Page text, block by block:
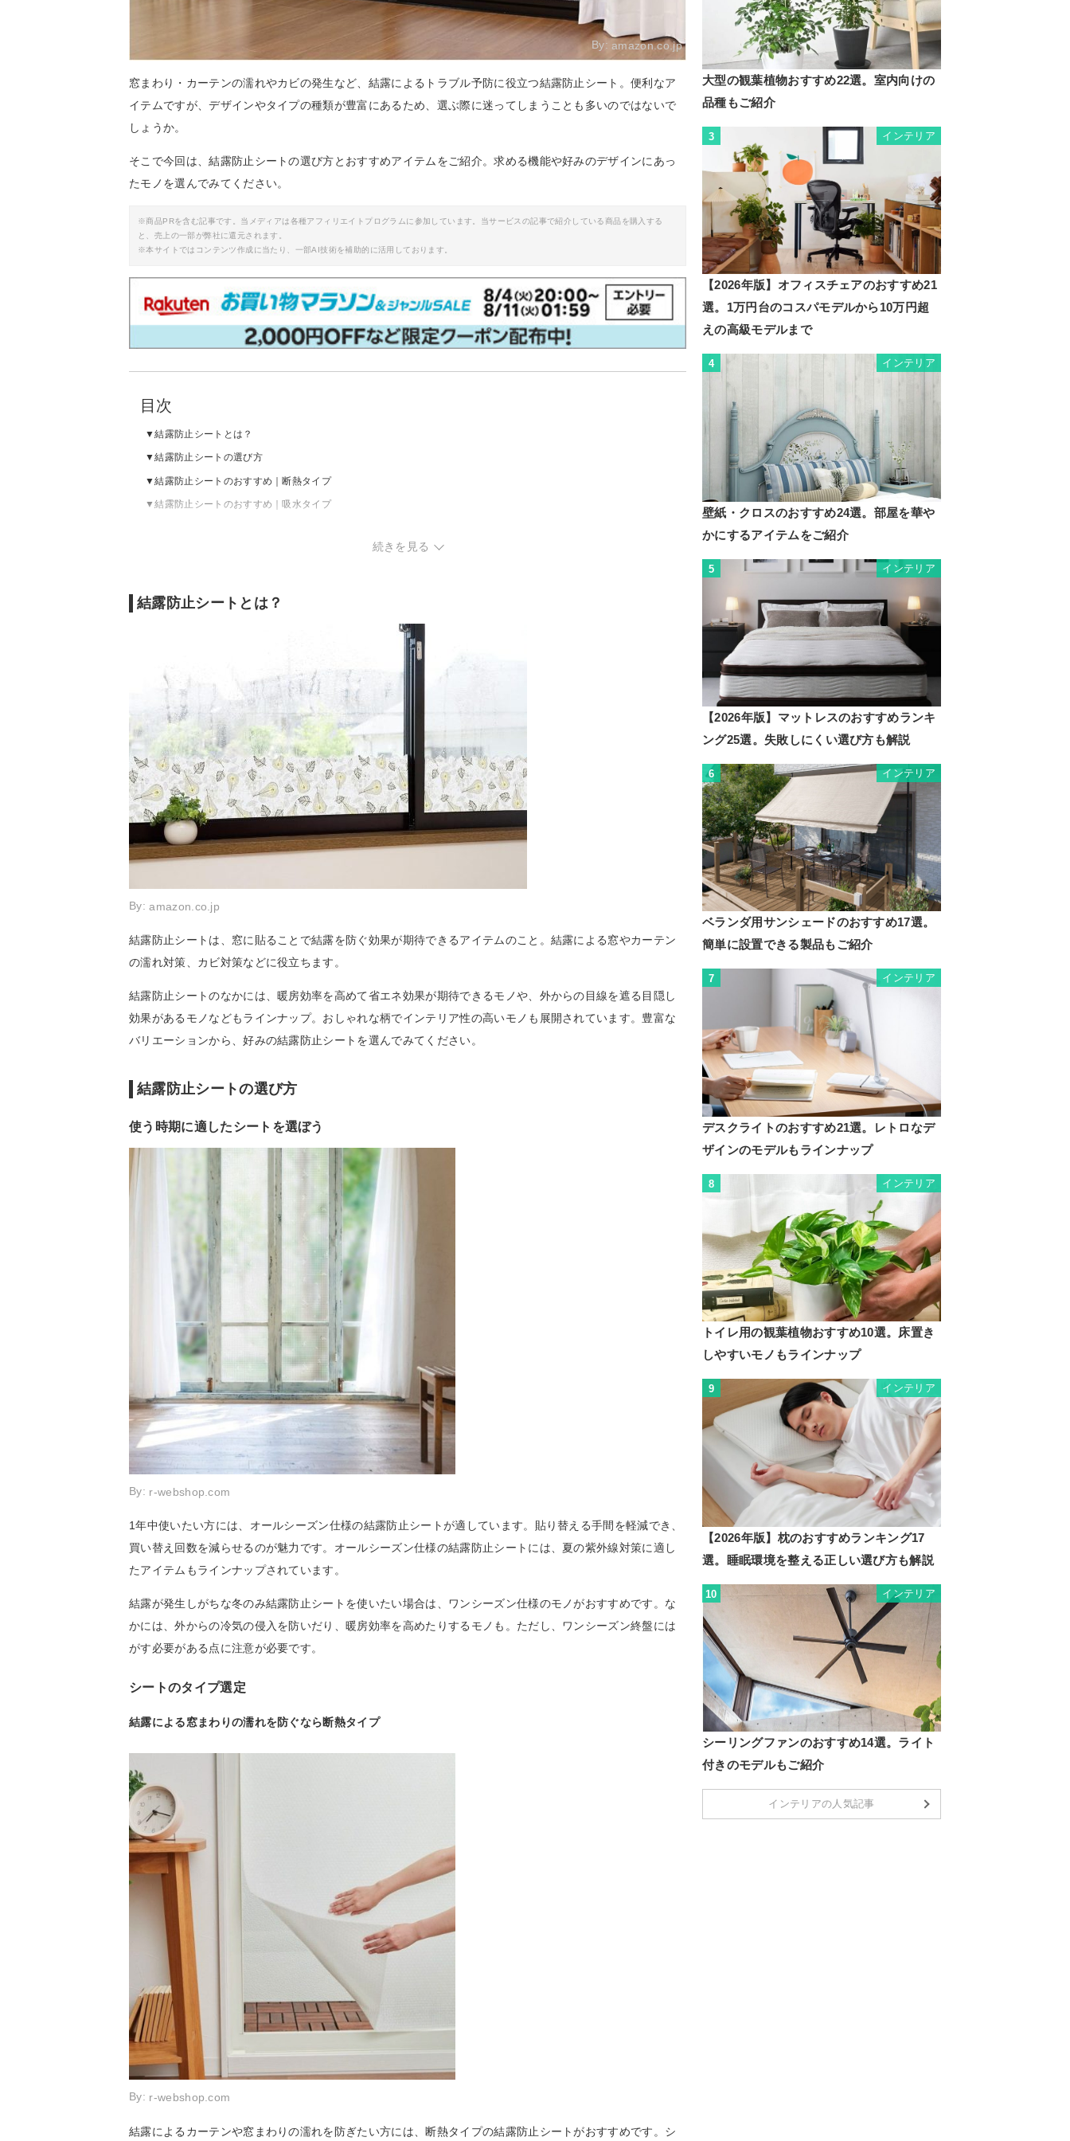
By: amazon.co.jp
窓まわり・カーテンの濡れやカビの発生など、結露によるトラブル予防に役立つ結露防止シート。便利なア
イテムですが、デザインやタイプの種類が豊富にあるため、選ぶ際に迷ってしまうことも多いのではないで
しょうか。
そこで今回は、結露防止シートの選び方とおすすめアイテムをご紹介。求める機能や好みのデザインにあっ
たモノを選んでみてください。
※商品PRを含む記事です。当メディアは各種アフィリエイトプログラムに参加しています。当サービスの記事で紹介している商品を購入する
と、売上の一部が弊社に還元されます。
※本サイトではコンテンツ作成に当たり、一部AI技術を補助的に活用しております。
目次
結露防止シートとは？
結露防止シートの選び方
結露防止シートのおすすめ｜断熱タイプ
結露防止シートのおすすめ｜吸水タイプ
続きを見る
結露防止シートとは？
By:amazon.co.jp
結露防止シートは、窓に貼ることで結露を防ぐ効果が期待できるアイテムのこと。結露による窓やカーテン
の濡れ対策、カビ対策などに役立ちます。
結露防止シートのなかには、暖房効率を高めて省エネ効果が期待できるモノや、外からの目線を遮る目隠し
効果があるモノなどもラインナップ。おしゃれな柄でインテリア性の高いモノも展開されています。豊富な
バリエーションから、好みの結露防止シートを選んでみてください。
結露防止シートの選び方
使う時期に適したシートを選ぼう
By: r-webshop.com
1年中使いたい方には、オールシーズン仕様の結露防止シートが適しています。貼り替える手間を軽減でき、
買い替え回数を減らせるのが魅力です。オールシーズン仕様の結露防止シートには、夏の紫外線対策に適し
たアイテムもラインナップされています。
結露が発生しがちな冬のみ結露防止シートを使いたい場合は、ワンシーズン仕様のモノがおすすめです。な
かには、外からの冷気の侵入を防いだり、暖房効率を高めたりするモノも。ただし、ワンシーズン終盤には
がす必要がある点に注意が必要です。
シートのタイプ選定
結露による窓まわりの濡れを防ぐなら断熱タイプ
By: r-webshop.com
結露によるカーテンや窓まわりの濡れを防ぎたい方には、断熱タイプの結露防止シートがおすすめです。シ
大型の観葉植物おすすめ22選。室内向けの
品種もご紹介
3 インテリア
【2026年版】オフィスチェアのおすすめ21
選。1万円台のコスパモデルから10万円超
えの高級モデルまで
4 インテリア
壁紙・クロスのおすすめ24選。部屋を華や
かにするアイテムをご紹介
5 インテリア
【2026年版】マットレスのおすすめランキ
ング25選。失敗しにくい選び方も解説
6 インテリア
ベランダ用サンシェードのおすすめ17選。
簡単に設置できる製品もご紹介
7 インテリア
デスクライトのおすすめ21選。レトロなデ
ザインのモデルもラインナップ
8 インテリア
トイレ用の観葉植物おすすめ10選。床置き
しやすいモノもラインナップ
9 インテリア
【2026年版】枕のおすすめランキング17
選。睡眠環境を整える正しい選び方も解説
10 インテリア
シーリングファンのおすすめ14選。ライト
付きのモデルもご紹介
インテリアの人気記事